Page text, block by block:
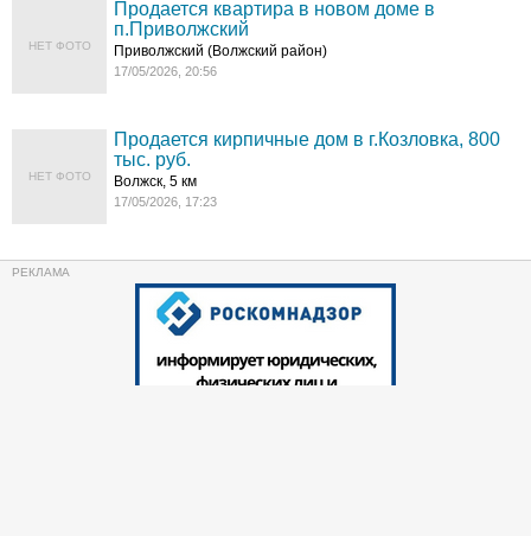
НЕТ ФОТО
Продается квартира в новом доме в
п.Приволжский
Приволжский (Волжский район)
17/05/2026, 20:56
НЕТ ФОТО
Продается кирпичные дом в г.Козловка, 800
тыс. руб.
Волжск, 5 км
17/05/2026, 17:23